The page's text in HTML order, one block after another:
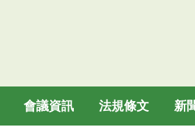
會議資訊 法規條文 新